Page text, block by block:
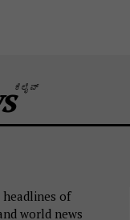
ಕೆಲೈವ್
of
world news